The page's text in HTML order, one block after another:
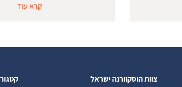
קרא עוד
צוות הוסקוורנה ישראל